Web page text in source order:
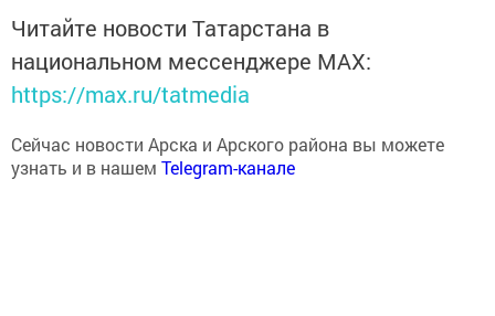
Читайте новости Татарстана в
национальном мессенджере MАХ:
https://max.ru/tatmedia
Сейчас новости Арска и Арского района вы можете
узнать и в нашем Telegram-канале